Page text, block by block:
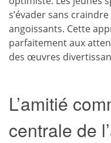
s’évader sans
angoissants. Cette
parfaitement aux
des œuvres
L’amitié
centrale de